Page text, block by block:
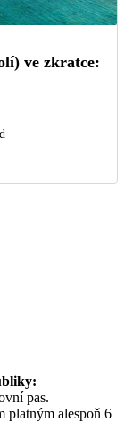
ve zkratce:
pas.
platným alespoň 6